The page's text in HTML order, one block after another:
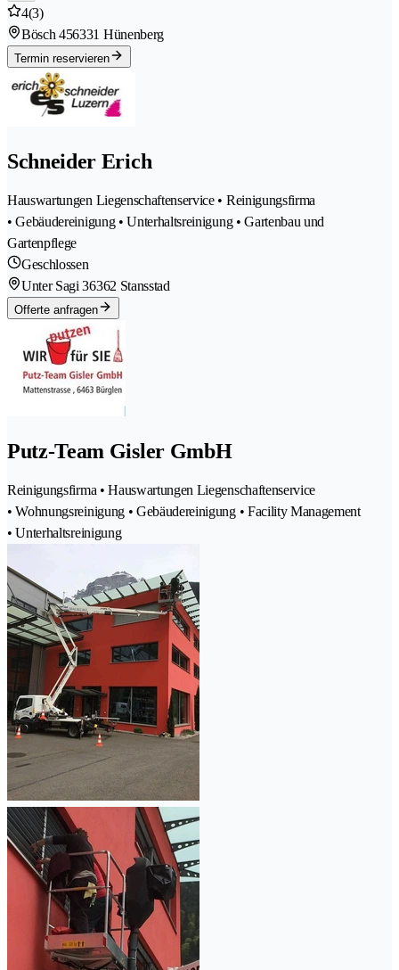
4(3)
Bösch 456331 Hünenberg
Termin reservieren
Schneider Erich
Hauswartungen Liegenschaftenservice • Reinigungsfirma
• Gebäudereinigung • Unterhaltsreinigung • Gartenbau und
Gartenpflege
Geschlossen
Unter Sagi 36362 Stansstad
Offerte anfragen
Putz-Team Gisler GmbH
Reinigungsfirma • Hauswartungen Liegenschaftenservice
• Wohnungsreinigung • Gebäudereinigung • Facility Management
• Unterhaltsreinigung